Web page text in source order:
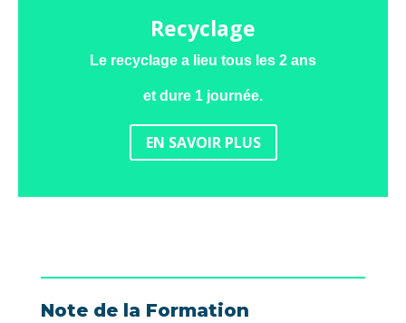
Recyclage
Le recyclage a lieu tous les 2 ans
et dure 1 journée.
EN SAVOIR PLUS
Note de la Formation